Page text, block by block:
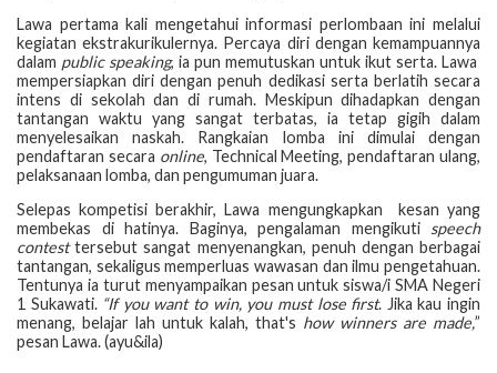
Lawa pertama kali mengetahui informasi perlombaan ini melalui
kegiatan ekstrakurikulernya. Percaya diri dengan kemampuannya
dalam public speaking, ia pun memutuskan untuk ikut serta. Lawa
mempersiapkan diri dengan penuh dedikasi serta berlatih secara
intens di sekolah dan di rumah. Meskipun dihadapkan dengan
tantangan waktu yang sangat terbatas, ia tetap gigih dalam
menyelesaikan naskah. Rangkaian lomba ini dimulai dengan
pendaftaran secara online, Technical Meeting, pendaftaran ulang,
pelaksanaan lomba, dan pengumuman juara.
Selepas kompetisi berakhir, Lawa mengungkapkan kesan yang
membekas di hatinya. Baginya, pengalaman mengikuti speech
contesttersebut sangat menyenangkan, penuh dengan berbagai
tantangan, sekaligus memperluas wawasan dan ilmu pengetahuan.
Tentunya ia turut menyampaikan pesan untuk siswa/i SMA Negeri
1 Sukawati. “If you want to win, you must lose first. Jika kau ingin
menang, belajar lah untuk kalah, that's how winners are made,”
pesan Lawa. (ayu&ila)